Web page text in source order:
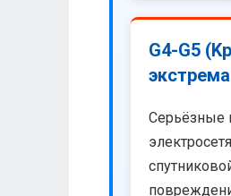
G4-G5
Серьёзные